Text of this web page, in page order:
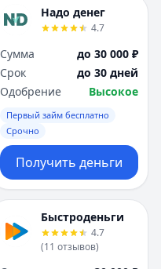
Надо денег
4.7
Сумма
до 30 000 ₽
Срок
до 30 дней
Одобрение
Высокое
Первый займ бесплатно
Срочно
Получить деньги
Быстроденьги
4.7
(11 отзывов)